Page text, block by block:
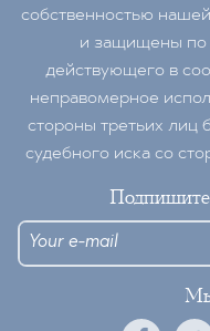
собственностью
и защищены по
действующего в
неправомерное
стороны третьих лиц
судебного иска со
Мы